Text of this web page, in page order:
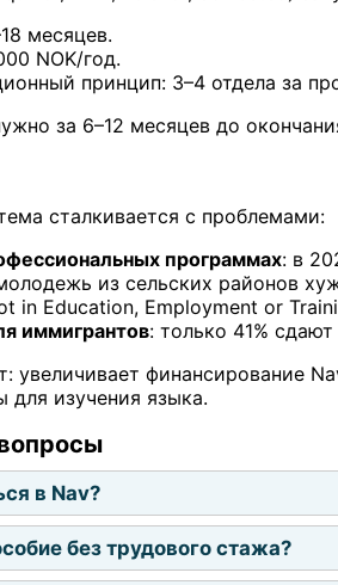
месяцев.
NOK/год.
принцип: 3–4 отдела за
за 6–12 месяцев до
сталкивается с проблемами:
программах: в
из сельских районов
in Education, Employment or
иммигрантов: только 41%
увеличивает финансирование
изучения языка.
в Nav?
без трудового стажа?